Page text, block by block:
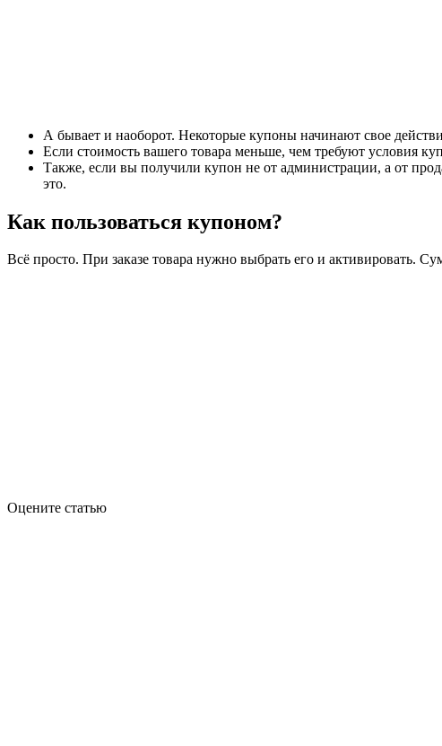
А бывает и наоборот. Некоторые купоны начинают свое
Если стоимость вашего товара меньше, чем требуют условия
Также, если вы получили купон не от администрации, а от
это.
Как пользоваться купоном?
Всё просто. При заказе товара нужно выбрать его и активировать.
Оцените статью